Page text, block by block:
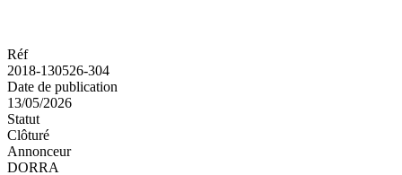
Réf
2018-130526-304
Date de publication
13/05/2026
Statut
Clôturé
Annonceur
DORRA